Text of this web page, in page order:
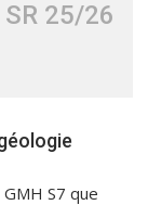
25/26
S7 que